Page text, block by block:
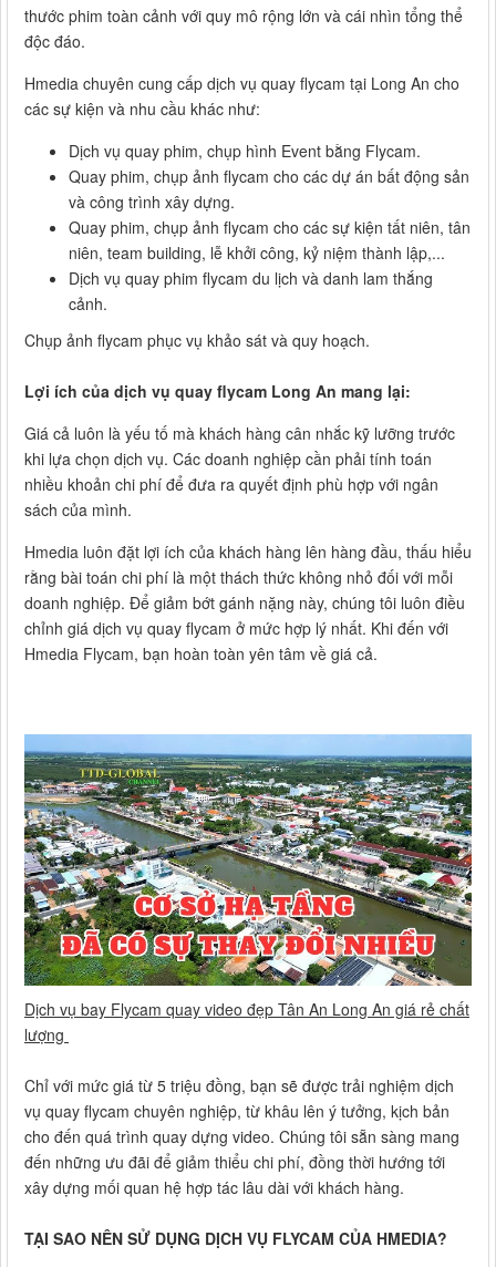
thước phim toàn cảnh với quy mô rộng lớn và cái nhìn tổng thể
độc đáo.
Hmedia chuyên cung cấp dịch vụ quay flycam tại Long An cho
các sự kiện và nhu cầu khác như:
Dịch vụ quay phim, chụp hình Event bằng Flycam.
Quay phim, chụp ảnh flycam cho các dự án bất động sản
và công trình xây dựng.
Quay phim, chụp ảnh flycam cho các sự kiện tất niên, tân
niên, team building, lễ khởi công, kỷ niệm thành lập,...
Dịch vụ quay phim flycam du lịch và danh lam thắng
cảnh.
Chụp ảnh flycam phục vụ khảo sát và quy hoạch.
Lợi ích của dịch vụ quay flycam Long An mang lại:
Giá cả luôn là yếu tố mà khách hàng cân nhắc kỹ lưỡng trước
khi lựa chọn dịch vụ. Các doanh nghiệp cần phải tính toán
nhiều khoản chi phí để đưa ra quyết định phù hợp với ngân
sách của mình.
Hmedia luôn đặt lợi ích của khách hàng lên hàng đầu, thấu hiểu
rằng bài toán chi phí là một thách thức không nhỏ đối với mỗi
doanh nghiệp. Để giảm bớt gánh nặng này, chúng tôi luôn điều
chỉnh giá dịch vụ quay flycam ở mức hợp lý nhất. Khi đến với
Hmedia Flycam, bạn hoàn toàn yên tâm về giá cả.
Dịch vụ bay Flycam quay video đẹp Tân An Long An giá rẻ chất
lượng
Chỉ với mức giá từ 5 triệu đồng, bạn sẽ được trải nghiệm dịch
vụ quay flycam chuyên nghiệp, từ khâu lên ý tưởng, kịch bản
cho đến quá trình quay dựng video. Chúng tôi sẵn sàng mang
đến những ưu đãi để giảm thiểu chi phí, đồng thời hướng tới
xây dựng mối quan hệ hợp tác lâu dài với khách hàng.
TẠI SAO NÊN SỬ DỤNG DỊCH VỤ FLYCAM CỦA HMEDIA?